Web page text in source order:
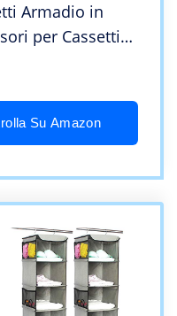
Armadio in
per Cassetti
Cassetti
Su Amazon